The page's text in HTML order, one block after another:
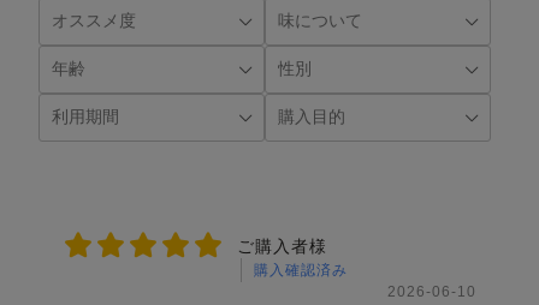
ご購入者様
購入確認済み
2026-06-10